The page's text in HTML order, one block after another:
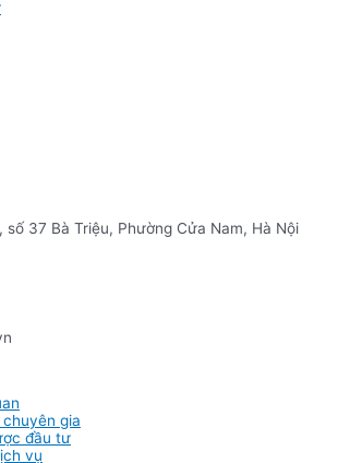
số 37 Bà Triệu, Phường Cửa Nam, Hà Nội
gia
đầu tư
vụ